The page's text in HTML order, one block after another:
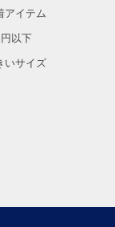
アイテム
以下
いサイズ